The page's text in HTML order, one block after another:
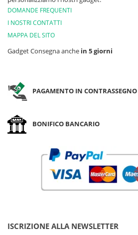
DOMANDE FREQUENTI
I NOSTRI CONTATTI
MAPPA DEL SITO
Gadget Consegna anche in 5 giorni
PAGAMENTO IN CONTRASSEGNO
BONIFICO BANCARIO
ISCRIZIONE ALLA NEWSLETTER